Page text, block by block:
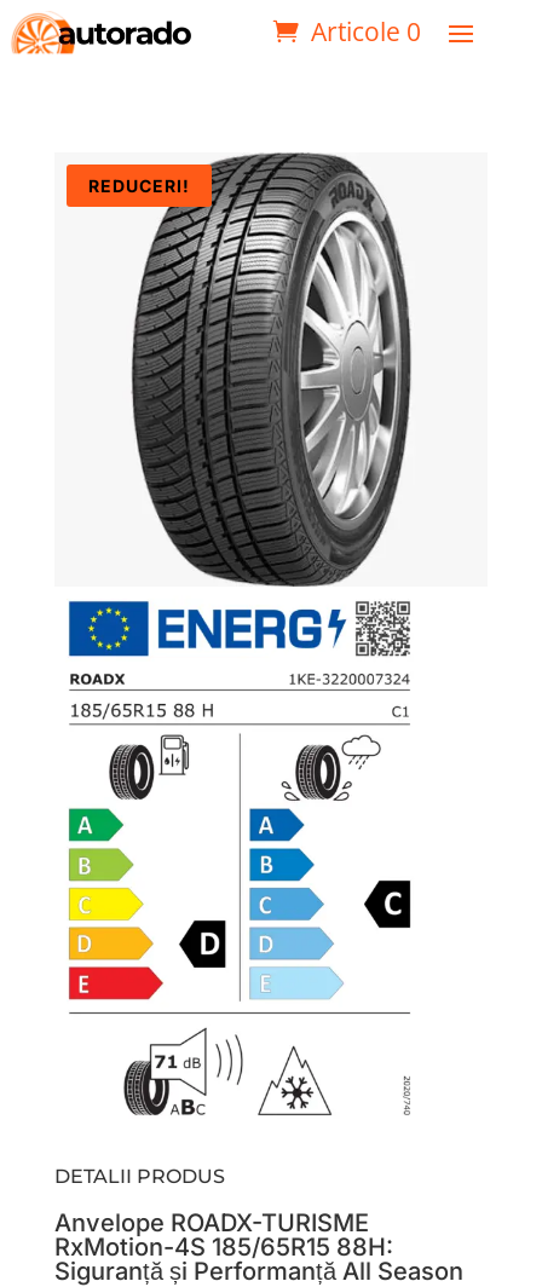
Articole 0
REDUCERI!
DETALII PRODUS
Anvelope ROADX-TURISME
RxMotion-4S 185/65R15 88H:
Siguranță și Performanță All Season